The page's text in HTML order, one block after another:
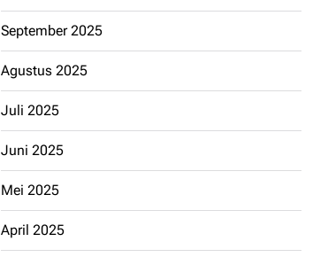
September 2025
Agustus 2025
Juli 2025
Juni 2025
Mei 2025
April 2025